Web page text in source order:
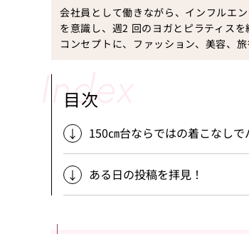
会社員として働きながら、インフルエ
を意識し、週2 回のヨガとピラティス
コンセプトに、ファッション、美容、
目次
150㎝台ならではの着こなし
ある日の投稿を拝見！